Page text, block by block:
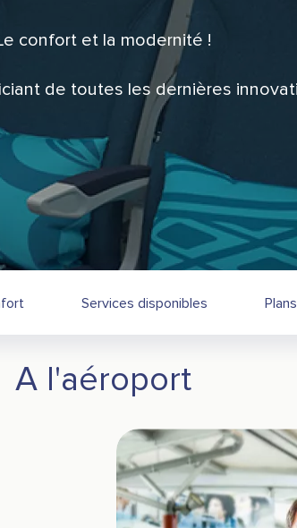
confort et la modernité !
de toutes les dernières
Services disponibles
A l'aéroport